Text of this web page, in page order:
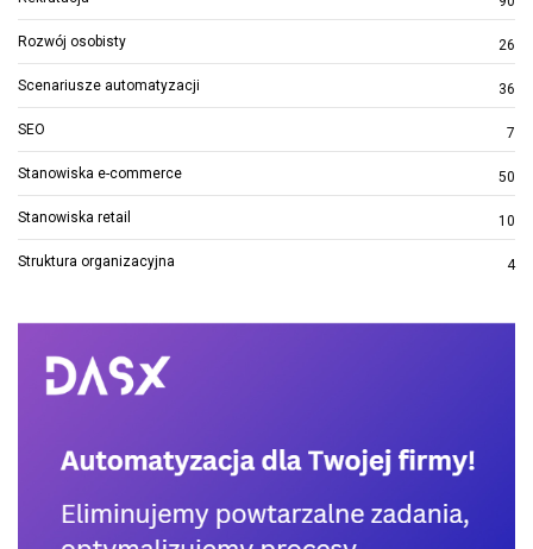
Rozwój osobisty 26
Scenariusze automatyzacji 36
SEO 7
Stanowiska e-commerce 50
Stanowiska retail 10
Struktura organizacyjna 4